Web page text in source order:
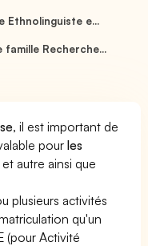
Ethnolinguiste e...
famille Recherche...
, il est important de
pourles
autre ainsi que
plusieurs activités
qu'un
(pour Activité